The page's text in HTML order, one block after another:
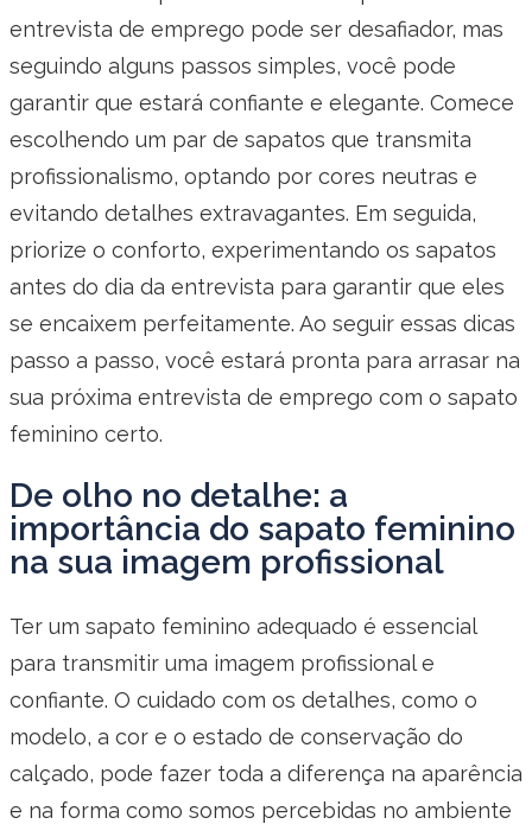
entrevista de emprego pode ser desafiador, mas
seguindo alguns passos simples, você pode
garantir que estará confiante e elegante. Comece
escolhendo um par de sapatos que transmita
profissionalismo, optando por cores neutras e
evitando detalhes extravagantes. Em seguida,
priorize o conforto, experimentando os sapatos
antes do dia da entrevista para garantir que eles
se encaixem perfeitamente. Ao seguir essas dicas
passo a passo, você estará pronta para arrasar na
sua próxima entrevista de emprego com o sapato
feminino certo.
De olho no detalhe: a
importância do sapato feminino
na sua imagem profissional
Ter um sapato feminino adequado é essencial
para transmitir uma imagem profissional e
confiante. O cuidado com os detalhes, como o
modelo, a cor e o estado de conservação do
calçado, pode fazer toda a diferença na aparência
e na forma como somos percebidas no ambiente